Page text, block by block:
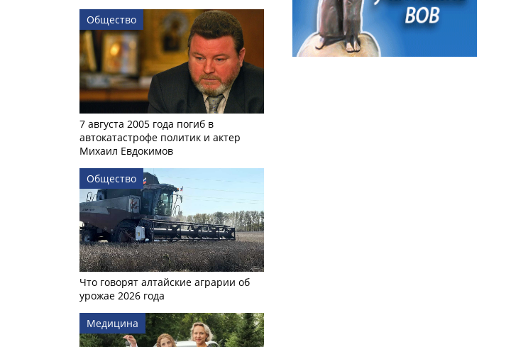
Общество
7 августа 2005 года погиб в
автокатастрофе политик и актер
Михаил Евдокимов
Общество
Что говорят алтайские аграрии об
урожае 2026 года
Медицина